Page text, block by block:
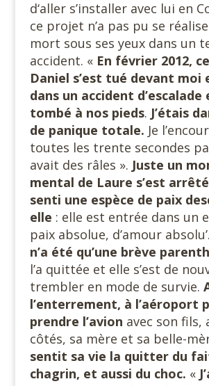
d‘aller s’installer avec lui en
ce projet n’a pas pu se
mort sous ses yeux dans un
accident. « En février 2012,
Daniel s’est tué devant
dans un accident
tombé à nos pieds. J’étais
de panique totale. Je
toutes les trente secondes
avait des râles ». Juste un
mental de Laure s’est
senti une espèce de paix
elle : elle est entrée dans un
paix absolue, d’amour absolu’.
n’a été qu’une brève
l’a quittée et elle s’est de
trembler en mode de survie.
l’enterrement, à l’aéroport
prendre l’avion avec son fils,
côtés, sa mère et sa belle-
sentit sa vie la quitter du
chagrin, et aussi du choc. «